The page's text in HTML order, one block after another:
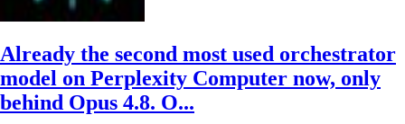
Already the second most used orchestrator
model on Perplexity Computer now, only
behind Opus 4.8. O...